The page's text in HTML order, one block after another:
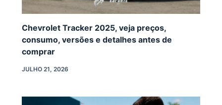
Chevrolet Tracker 2025, veja preços,
consumo, versões e detalhes antes de
comprar
JULHO 21, 2026